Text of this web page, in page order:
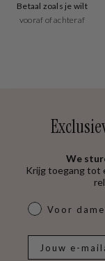
Betaal zoals je wilt
vooraf of achteraf
We
Krijg toegang tot
dames &
Voor